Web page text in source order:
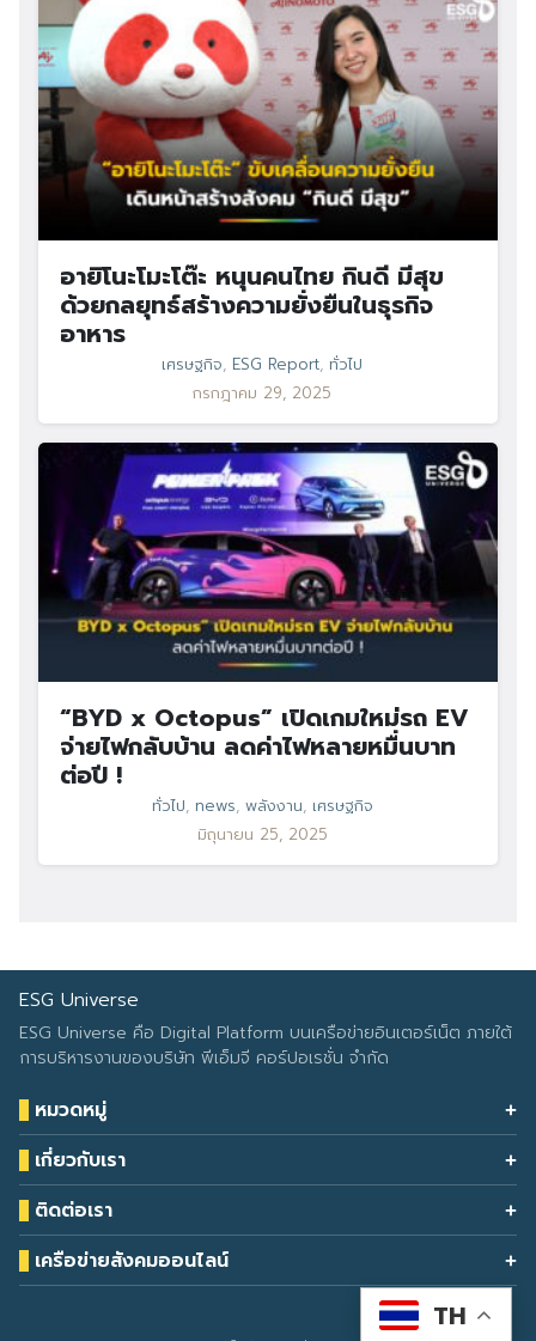
อายิโนะโมะโต๊ะ หนุนคนไทย กินดี มีสุข
ด้วยกลยุทธ์สร้างความยั่งยืนในธุรกิจ
อาหาร
เศรษฐกิจ, ESG Report, ทั่วไป
กรกฎาคม 29, 2025
“BYD x Octopus” เปิดเกมใหม่รถ EV
จ่ายไฟกลับบ้าน ลดค่าไฟหลายหมื่นบาท
ต่อปี !
ทั่วไป, news, พลังงาน, เศรษฐกิจ
มิถุนายน 25, 2025
ESG Universe
ESG Universe คือ Digital Platform บนเครือข่ายอินเตอร์เน็ต ภายใต้
การบริหารงานของบริษัท พีเอ็มจี คอร์ปอเรชั่น จำกัด
หมวดหมู่
Health & Wellness
Eco Icon
ESG Data
Climate Change
ESG Report
เกี่ยวกับเรา
Our Services
About Us
Contact Us
ติดต่อเรา
โทรศัพท์: 090-549-2524
เครือข่ายสังคมออนไลน์
TH